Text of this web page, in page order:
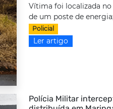
Vítima foi localizada
de um poste de
Policial
Ler artigo
Polícia Militar